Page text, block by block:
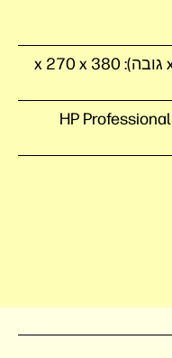
תכולת האריזה: תיק למחשב נייד HP Professional